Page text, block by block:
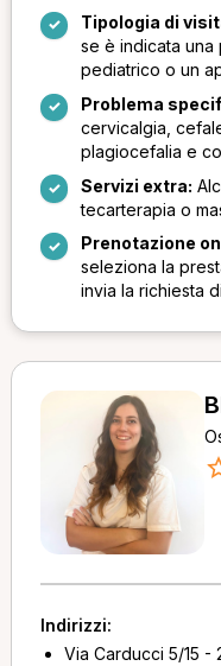
Tipologia di
se è indicata una
pediatrico o un
Problema
cervicalgia,
plagiocefalia e
Servizi extra:
tecarterapia o
Prenotazione
seleziona la
invia la richiesta
Indirizzi:
Via Carducci 5/15 -